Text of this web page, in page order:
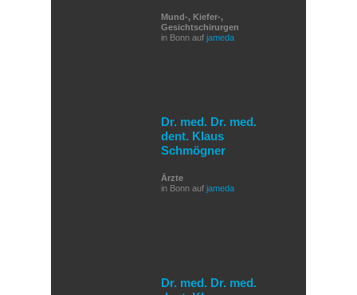
Mund-, Kiefer-,
Gesichtschirurgen
in Bonn auf jameda
Dr. med. Dr. med.
dent. Klaus
Schmögner
Ärzte
in Bonn auf jameda
Dr. med. Dr. med.